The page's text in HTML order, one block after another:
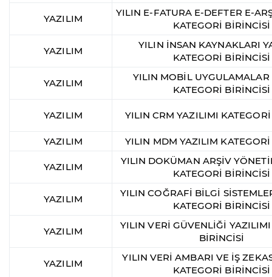
YAZILIM
YILIN E-FATURA E-DEFTER E-
KATEGORİ BİRİNCİSİ
YAZILIM
YILIN İNSAN KAYNAKLARI
KATEGORİ BİRİNCİSİ
YAZILIM
YILIN MOBİL UYGULAMALAR
KATEGORİ BİRİNCİSİ
YAZILIM YILIN CRM YAZILIMI
YAZILIM YILIN MDM YAZILIM
YAZILIM
YILIN DOKÜMAN ARŞİV
KATEGORİ BİRİNCİSİ
YAZILIM
YILIN COĞRAFİ BİLGİ
KATEGORİ BİRİNCİSİ
YAZILIM
YILIN VERİ GÜVENLİĞİ
BİRİNCİSİ
YAZILIM
YILIN VERİ AMBARI VE İŞ
KATEGORİ BİRİNCİSİ